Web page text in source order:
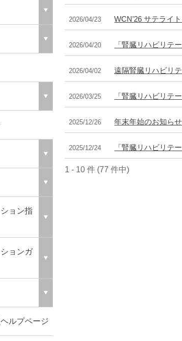
ョン指
ョンガ
ルプページ
2026/04/23 WCN’26 サテライ
2026/04/20 「腎臓リハビリテ
2026/04/02 遠隔腎臓リハビリ
2026/03/25 「腎臓リハビリテ
2025/12/26 年末年始のお知らせ
2025/12/24 「腎臓リハビリテ
1 - 10 件 (77 件中)